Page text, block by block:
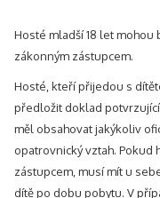
Hosté mladší 18 let
zákonným zástupcem.
Hosté, kteří přijedou s
předložit doklad
měl obsahovat jakýkoliv
opatrovnický vztah. Pokud
zástupcem, musí mít u
dítě po dobu pobytu. V